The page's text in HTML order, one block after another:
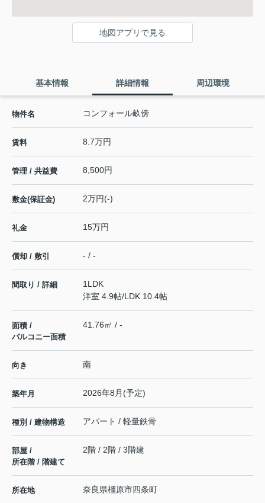
地図アプリで見る
基本情報 詳細情報 周辺環境
物件名 コンフォール畝傍
賃料 8.7万円
管理 / 共益費 8,500円
敷金(保証金) 2万円(-)
礼金 15万円
償却 / 敷引 - / -
間取り / 詳細
1LDK
洋室 4.9帖/LDK 10.4帖
面積 /
バルコニー面積
41.76㎡ / -
向き 南
築年月 2026年8月(予定)
種別 / 建物構造 アパート / 軽量鉄骨
部屋 /
所在階 / 階建て
2階 / 2階 / 3階建
所在地 奈良県橿原市四条町